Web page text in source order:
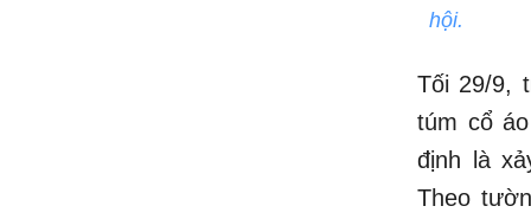
hội.
Tối 29/9,
túm cổ
định là
Theo